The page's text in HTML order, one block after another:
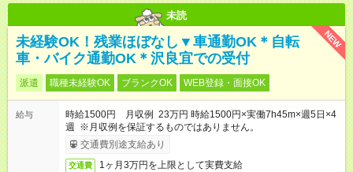
未読
NEW
未経験OK！残業ほぼなし▼車通勤OK＊自転
車・バイク通勤OK＊沢良宜での受付
派遣 職種未経験OK ブランクOK WEB登録・面接OK
給与
時給1500円 月収例 23万円 時給1500円×実働7h45m×週5日×4
週 ※月収例を保証するものではありません。
交通費別途支給あり
交通費 1ヶ月3万円を上限として実費支給